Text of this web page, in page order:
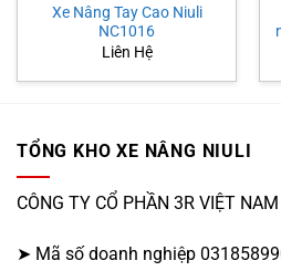
Xe Nâng Tay Cao Niuli
NC1016
Liên Hệ
TỔNG KHO XE NÂNG NIULI
CÔNG TY CỔ PHẦN 3R VIỆT NAM
➤ Mã số doanh nghiệp